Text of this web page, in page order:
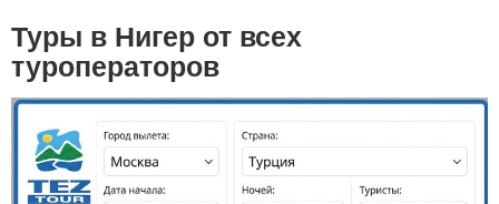
Туры в Нигер от всех
туроператоров